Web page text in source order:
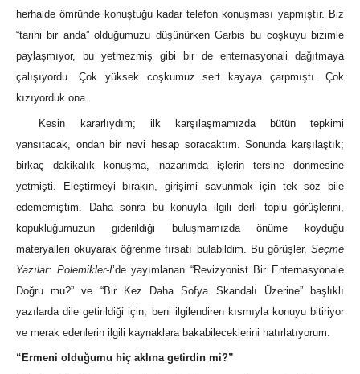
herhalde ömründe konuştuğu kadar telefon konuşması yapmıştır. Biz
“tarihi bir anda” olduğumuzu düşünürken Garbis bu coşkuyu bizimle
paylaşmıyor, bu yetmezmiş gibi bir de enternasyonali dağıtmaya
çalışıyordu. Çok yüksek coşkumuz sert kayaya çarpmıştı. Çok
kızıyorduk ona.
Kesin kararlıydım; ilk karşılaşmamızda bütün tepkimi
yansıtacak, ondan bir nevi hesap soracaktım. Sonunda karşılaştık;
birkaç dakikalık konuşma, nazarımda işlerin tersine dönmesine
yetmişti. Eleştirmeyi bırakın, girişimi savunmak için tek söz bile
edememiştim. Daha sonra bu konuyla ilgili derli toplu görüşlerini,
kopukluğumuzun giderildiği buluşmamızda önüme koyduğu
materyalleri okuyarak öğrenme fırsatı bulabildim. Bu görüşler, Seçme
Yazılar: Polemikler-I’de yayımlanan “Revizyonist Bir Enternasyonale
Doğru mu?” ve “Bir Kez Daha Sofya Skandalı Üzerine” başlıklı
yazılarda dile getirildiği için, beni ilgilendiren kısmıyla konuyu bitiriyor
ve merak edenlerin ilgili kaynaklara bakabileceklerini hatırlatıyorum.
“Ermeni olduğumu hiç aklına getirdin mi?”